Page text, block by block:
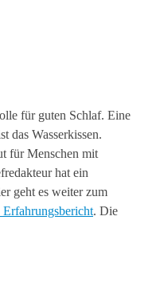
für guten Schlaf. Eine
das Wasserkissen.
für Menschen mit
hat ein
geht es weiter zum
Erfahrungsbericht. Die